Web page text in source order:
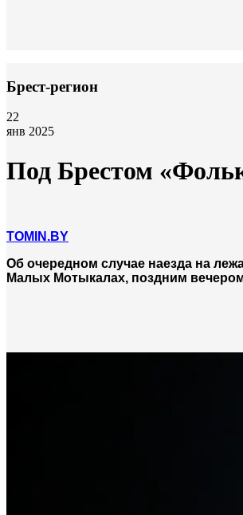
Брест-регион
22
янв 2025
Под Брестом
TOMIN.BY
Об очередном случае наезда на
Малых Мотыкалах, поздним